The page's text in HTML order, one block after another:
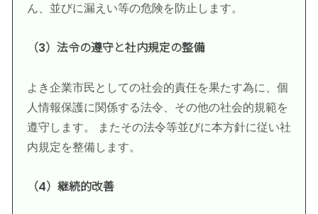
ん、並びに漏えい等の危険を防止します。
（3）法令の遵守と社内規定の整備
よき企業市民としての社会的責任を果たす為に、個
人情報保護に関係する法令、その他の社会的規範を
遵守します。 またその法令等並びに本方針に従い社
内規定を整備します。
（4）継続的改善